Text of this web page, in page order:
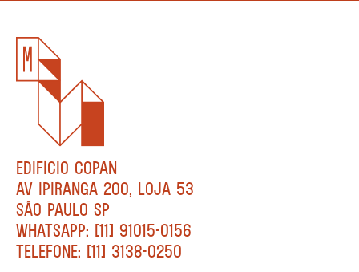
EDIFÍCIO COPAN
AV IPIRANGA 200, LOJA 53
SÃO PAULO SP
WHATSAPP: [11] 91015-0156
TELEFONE: [11] 3138-0250